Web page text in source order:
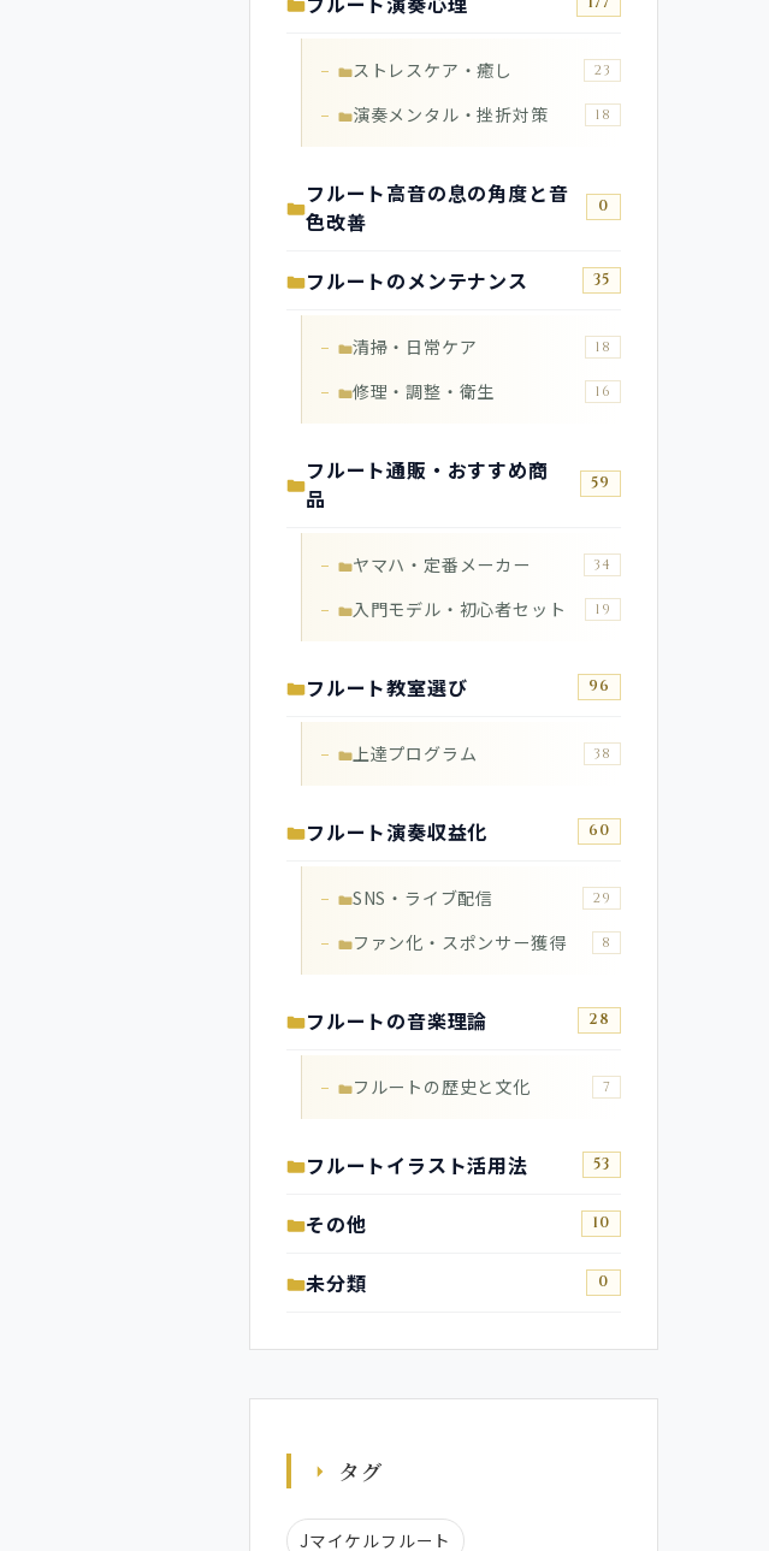
ストレスケア・癒し 23
演奏メンタル・挫折対策 18
フルート高音の息の角度と音
色改善
0
フルートのメンテナンス 35
清掃・日常ケア 18
修理・調整・衛生 16
フルート通販・おすすめ商
品
59
ヤマハ・定番メーカー 34
入門モデル・初心者セット 19
フルート教室選び 96
上達プログラム 38
フルート演奏収益化 60
SNS・ライブ配信 29
ファン化・スポンサー獲得 8
フルートの音楽理論 28
フルートの歴史と文化 7
フルートイラスト活用法 53
その他 10
未分類 0
タグ
Jマイケルフルート